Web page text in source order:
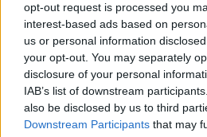
opt-out request is processed you
interest-based ads based on
us or personal information
your opt-out. You may separately
disclosure of your personal
IAB’s list of downstream
also be disclosed by us to third
Downstream Participants that may
alkotások (Hot Rats,Wakajawaka
nagyzenekarral vette fel. A
érdekelte különösebben. A
amelyen csak egyetlen számot
énekesnek tartott Captain
csúfosan megbukott, ugyanakkor